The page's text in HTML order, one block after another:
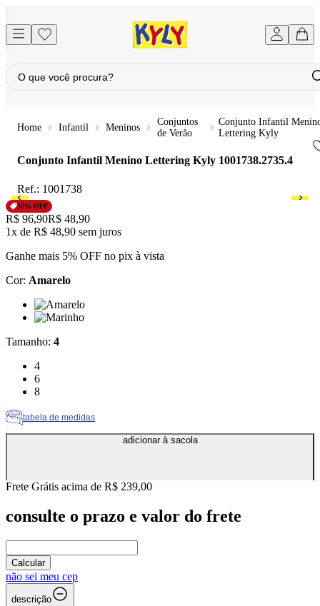
Infantil Meninos
Conjuntos
de Verão
Conjunto Infantil
Lettering Kyly
Conjunto Infantil Menino Lettering Kyly 1001738.2735.4
Ref.: 1001738
50% OFF
Original price:
R$ 96,90Price:
R$ 48,90
1x de R$ 48,90 sem juros
Ganhe mais 5% OFF no pix à vista
Cor: Amarelo
Cor: Amarelo
Cor: Marinho
Tamanho: 4
Tamanho: 4
4
Tamanho: 6
6
Tamanho: 8
8
tabela de medidas
adicionar à sacola
Frete Grátis acima de R$ 239,00
consulte o prazo e valor do frete
Calcular
não sei meu cep
descrição